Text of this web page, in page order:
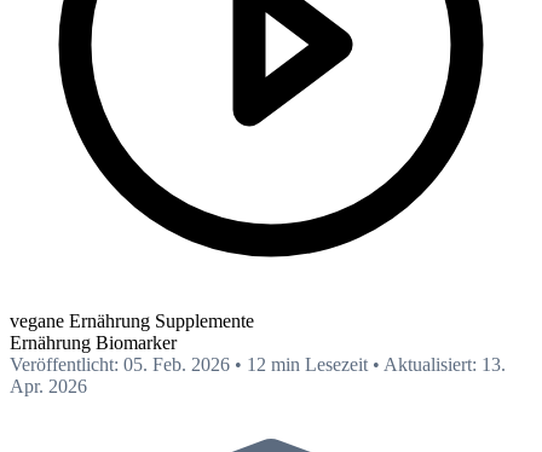
vegane Ernährung Supplemente
Ernährung Biomarker
Veröffentlicht: 05. Feb. 2026 • 12 min Lesezeit • Aktualisiert: 13.
Apr. 2026